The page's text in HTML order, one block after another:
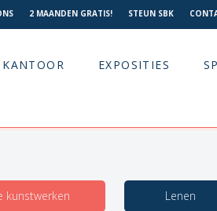
2 MAANDEN GRATIS! STEUN SBK
EXPOSITIES
kunstwerken Lenen